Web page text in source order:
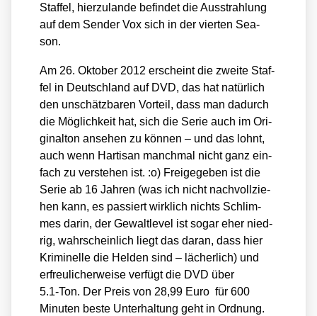
Staf­fel, hier­zu­lan­de befin­det die Aus­strah­lung
auf dem Sen­der Vox sich in der vier­ten Sea­
son.
Am 26. Okto­ber 2012 erscheint die zwei­te Staf­
fel in Deutsch­land auf DVD, das hat natür­lich
den unschätz­ba­ren Vor­teil, dass man dadurch
die Mög­lich­keit hat, sich die Serie auch im Ori­
gi­nal­ton anse­hen zu kön­nen – und das lohnt,
auch wenn Har­ti­san manch­mal nicht ganz ein­
fach zu ver­ste­hen ist. :o) Frei­ge­ge­ben ist die
Serie ab 16 Jah­ren (was ich nicht nach­voll­zie­
hen kann, es pas­siert wirk­lich nichts Schlim­
mes dar­in, der Gewalt­le­vel ist sogar eher nied­
rig, wahr­schein­lich liegt das dar­an, dass hier
Kri­mi­nel­le die Hel­den sind – lächer­lich) und
erfreu­li­cher­wei­se ver­fügt die DVD über
5.1‑Ton. Der Preis von 28,99 Euro für 600
Minu­ten bes­te Unter­hal­tung geht in Ord­nung.